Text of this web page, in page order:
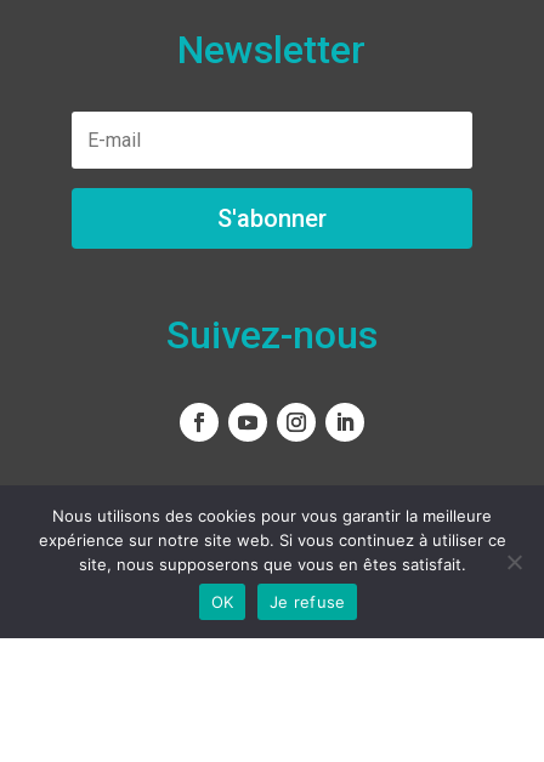
Newsletter
S'abonner
Suivez-nous
Nous contacter
Nous utilisons des cookies pour vous garantir la meilleure
expérience sur notre site web. Si vous continuez à utiliser ce
site, nous supposerons que vous en êtes satisfait.
OK
Je refuse